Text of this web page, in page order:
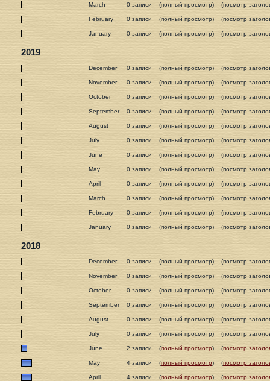
March 0 записи (полный просмотр) (посмотр
February 0 записи (полный просмотр) (посмотр
January 0 записи (полный просмотр) (посмотр
2019
December 0 записи (полный просмотр) (посмотр
November 0 записи (полный просмотр) (посмотр
October 0 записи (полный просмотр) (посмотр
September 0 записи (полный просмотр) (посмотр
August 0 записи (полный просмотр) (посмотр
July 0 записи (полный просмотр) (посмотр
June 0 записи (полный просмотр) (посмотр
May 0 записи (полный просмотр) (посмотр
April 0 записи (полный просмотр) (посмотр
March 0 записи (полный просмотр) (посмотр
February 0 записи (полный просмотр) (посмотр
January 0 записи (полный просмотр) (посмотр
2018
December 0 записи (полный просмотр) (посмотр
November 0 записи (полный просмотр) (посмотр
October 0 записи (полный просмотр) (посмотр
September 0 записи (полный просмотр) (посмотр
August 0 записи (полный просмотр) (посмотр
July 0 записи (полный просмотр) (посмотр
June 2 записи (полный просмотр) (посмотр
May 4 записи (полный просмотр) (посмотр
April 4 записи (полный просмотр) (посмотр